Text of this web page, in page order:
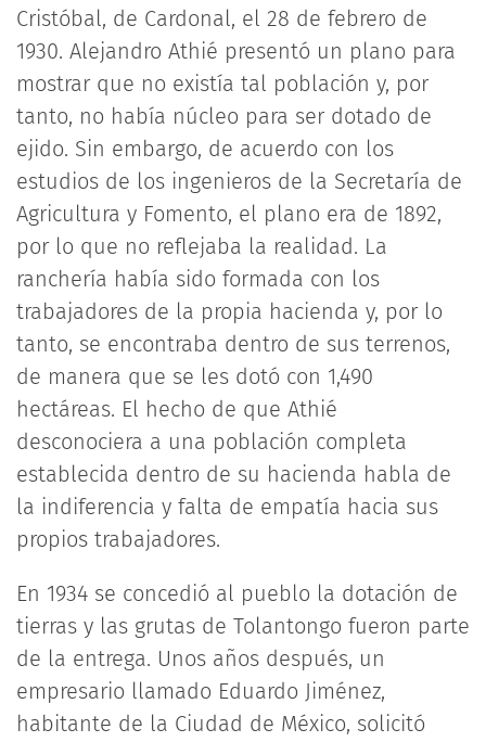
Cristóbal, de Cardonal, el 28 de febrero de
1930. Alejandro Athié presentó un plano para
mostrar que no existía tal población y, por
tanto, no había núcleo para ser dotado de
ejido. Sin embargo, de acuerdo con los
estudios de los ingenieros de la Secretaría de
Agricultura y Fomento, el plano era de 1892,
por lo que no reflejaba la realidad. La
ranchería había sido formada con los
trabajadores de la propia hacienda y, por lo
tanto, se encontraba dentro de sus terrenos,
de manera que se les dotó con 1,490
hectáreas. El hecho de que Athié
desconociera a una población completa
establecida dentro de su hacienda habla de
la indiferencia y falta de empatía hacia sus
propios trabajadores.
En 1934 se concedió al pueblo la dotación de
tierras y las grutas de Tolantongo fueron parte
de la entrega. Unos años después, un
empresario llamado Eduardo Jiménez,
habitante de la Ciudad de México, solicitó